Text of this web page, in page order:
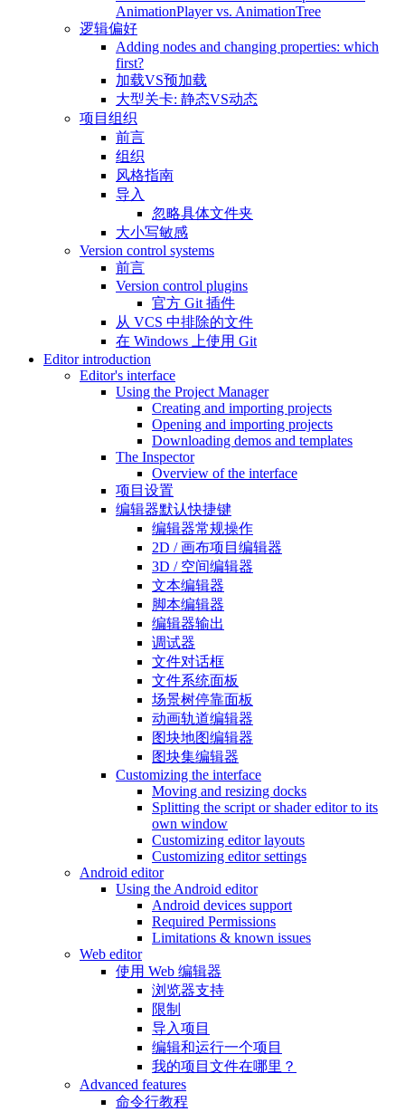
AnimationPlayer vs. AnimationTree
逻辑偏好
Adding nodes and changing properties: which
first?
加载VS预加载
大型关卡: 静态VS动态
项目组织
前言
组织
风格指南
导入
忽略具体文件夹
大小写敏感
Version control systems
前言
Version control plugins
官方 Git 插件
从 VCS 中排除的文件
在 Windows 上使用 Git
Editor introduction
Editor's interface
Using the Project Manager
Creating and importing projects
Opening and importing projects
Downloading demos and templates
The Inspector
Overview of the interface
项目设置
编辑器默认快捷键
编辑器常规操作
2D / 画布项目编辑器
3D / 空间编辑器
文本编辑器
脚本编辑器
编辑器输出
调试器
文件对话框
文件系统面板
场景树停靠面板
动画轨道编辑器
图块地图编辑器
图块集编辑器
Customizing the interface
Moving and resizing docks
Splitting the script or shader editor to its
own window
Customizing editor layouts
Customizing editor settings
Android editor
Using the Android editor
Android devices support
Required Permissions
Limitations & known issues
Web editor
使用 Web 编辑器
浏览器支持
限制
导入项目
编辑和运行一个项目
我的项目文件在哪里？
Advanced features
命令行教程